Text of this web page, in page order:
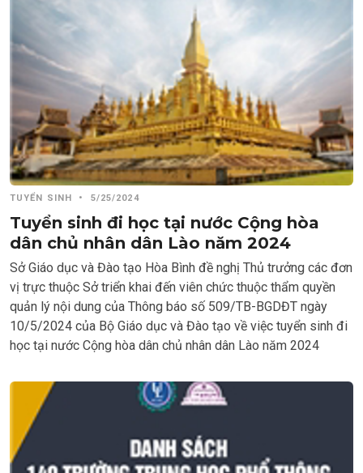
TUYỂN SINH • 5/25/2024
Tuyển sinh đi học tại nước Cộng hòa
dân chủ nhân dân Lào năm 2024
Sở Giáo dục và Đào tạo Hòa Bình đề nghị Thủ trưởng các đơn
vị trực thuộc Sở triển khai đến viên chức thuộc thẩm quyền
quản lý nội dung của Thông báo số 509/TB-BGDĐT ngày
10/5/2024 của Bộ Giáo dục và Đào tạo về việc tuyển sinh đi
học tại nước Cộng hòa dân chủ nhân dân Lào năm 2024